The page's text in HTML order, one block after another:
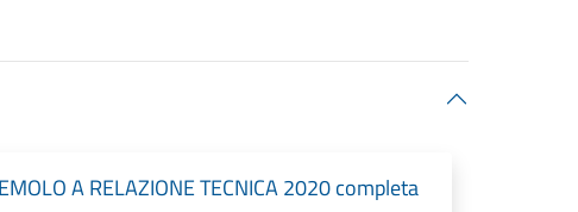
A RELAZIONE TECNICA 2020 completa